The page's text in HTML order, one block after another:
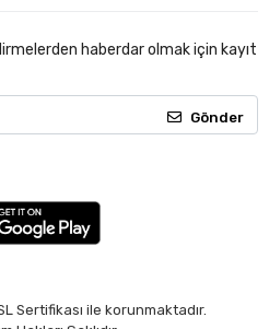
haberdar olmak için kayıt
Gönder
Sertifikası ile korunmaktadır.